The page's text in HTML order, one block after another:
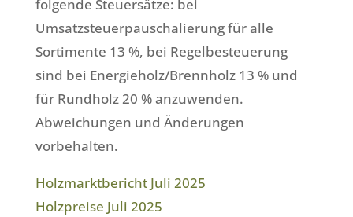
folgende Steuersätze: bei
Umsatzsteuerpauschalierung für alle
Sortimente 13 %, bei Regelbesteuerung
sind bei Energieholz/Brennholz 13 % und
für Rundholz 20 % anzuwenden.
Abweichungen und Änderungen
vorbehalten.
Holzmarktbericht Juli 2025
Holzpreise Juli 2025